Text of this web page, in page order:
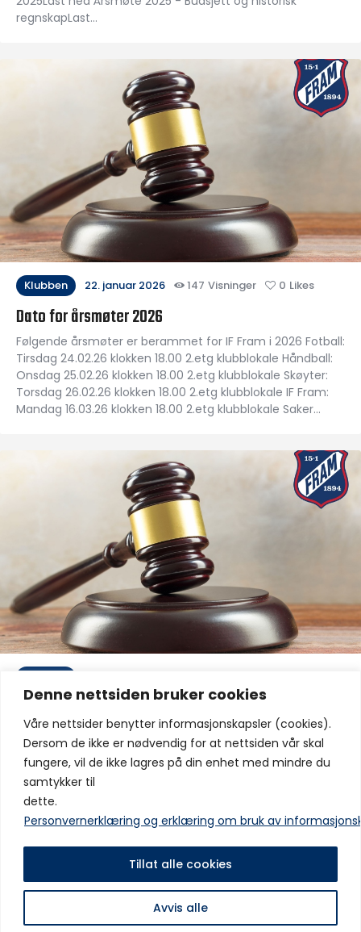
Denne nettsiden bruker cookies
Våre nettsider benytter informasjonskapsler (cookies).
Dersom de ikke er nødvendig for at nettsiden vår skal
fungere, vil de ikke lagres på din enhet med mindre du
samtykker til
dette.
Personvernerklæring og erklæring om bruk av
Avvis alle
Tillat alle cookies
regnskapLast…
Klubben 22. januar 2026 147 Visninger 0 Likes
Dato for årsmøter 2026
Følgende årsmøter er berammet for IF Fram i 2026 Fotball:
Tirsdag 24.02.26 klokken 18.00 2.etg klubblokale Håndball:
Onsdag 25.02.26 klokken 18.00 2.etg klubblokale Skøyter:
Torsdag 26.02.26 klokken 18.00 2.etg klubblokale IF Fram:
Mandag 16.03.26 klokken 18.00 2.etg klubblokale Saker…
Årsmøtepapirer 2025
Mandag 16. mars klokken 18.00 avholdes det årsmøte i IF
Fram for 2025. Årsmøtet finner sted i andre etasje
Framhallen. Vedlagt ligger årsmøte-papirene:
Årsberetning 2025Last ned Budsjett 2026 vs Regnskap
2025 TOTALT og ALLE AVDELINGERLast ned
02.1_Årsoppgjør_2025_IF_Fram (1)Last ned
n_Fram (1)Last…
Copyright © IF Fram 2025 Alle rettigheter er reservert